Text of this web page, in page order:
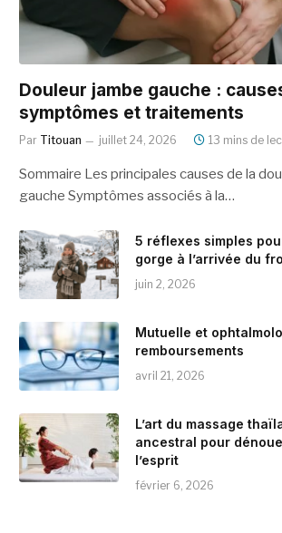
Douleur jambe gauche :
symptômes et traitements
Par Titouan juillet 24, 2026 13 mins de
Sommaire Les principales causes de la
gauche Symptômes associés à la…
5 réflexes simples
gorge à l’arrivée du
juin 2, 2026
Mutuelle et
remboursements
avril 21, 2026
L’art du massage
ancestral pour
l’esprit
février 6, 2026